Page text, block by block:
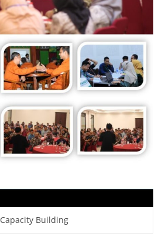
Capacity Building